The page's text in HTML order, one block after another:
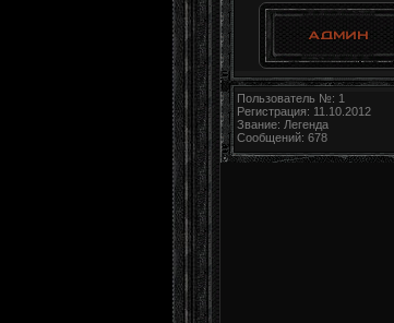
Пользователь №: 1
Регистрация: 11.10.2012
Звание: Легенда
Сообщений: 678